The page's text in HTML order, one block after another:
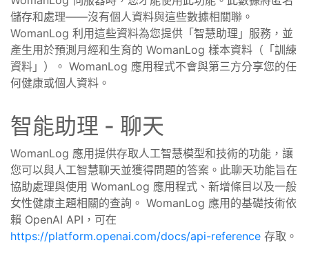
儲存和處理——沒有個人資料與這些數據相關聯。
WomanLog 利用這些資料為您提供「智慧助理」服務，並
產生用於預測月經和生育的 WomanLog 樣本資料（「訓練
資料」）。 WomanLog 應用程式不會與第三方分享您的任
何健康或個人資料。
智能助理 - 聊天
WomanLog 應用提供存取人工智慧模型和技術的功能，讓
您可以與人工智慧聊天並獲得問題的答案。此聊天功能旨在
協助處理與使用 WomanLog 應用程式、新增條目以及一般
女性健康主題相關的查詢。 WomanLog 應用的基礎技術依
賴 OpenAI API，可在
https://platform.openai.com/docs/api-reference 存取。